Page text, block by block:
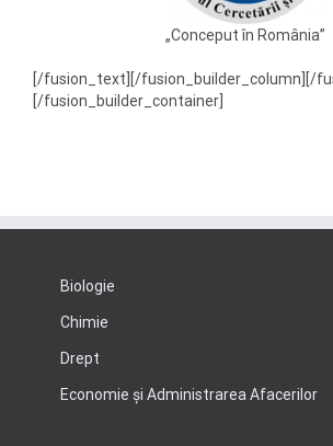
„Conceput în România”
[/fusion_text][/fusion_builder_column][/
[/fusion_builder_container]
Biologie
Chimie
Drept
Economie şi Administrarea Afacerilor